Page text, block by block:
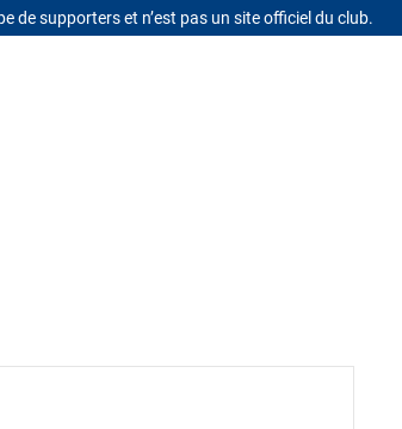
de supporters et n’est pas un site officiel du club.